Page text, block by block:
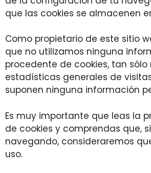
que las cookies se almacenen
Como propietario de este sitio
que no utilizamos ninguna
procedente de cookies, tan sólo
estadísticas generales de
suponen ninguna información
Es muy importante que leas la
de cookies y comprendas que,
navegando, consideraremos
uso.